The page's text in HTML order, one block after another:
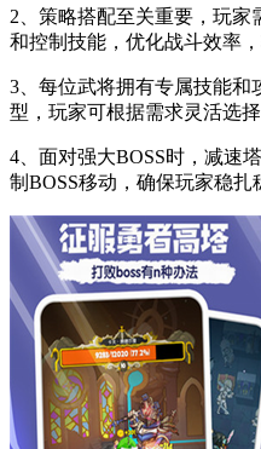
2、策略搭配至关重要，玩家
和控制技能，优化战斗效率，
3、每位武将拥有专属技能和
型，玩家可根据需求灵活选
4、面对强大BOSS时，减速
制BOSS移动，确保玩家稳扎